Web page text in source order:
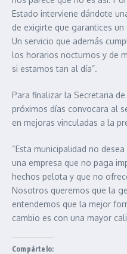
Estado interviene dándote
de exigirte que garantices
Un servicio que además
los horarios nocturnos y de
si estamos tan al día”.
Para finalizar la Secretaria
próximos días convocara al
en mejoras vinculadas a la
“Esta municipalidad no
una empresa que no paga
hechos pelota y que no
Nosotros queremos que la
entendemos que la mejor
cambio es con una mayor
Compártelo: